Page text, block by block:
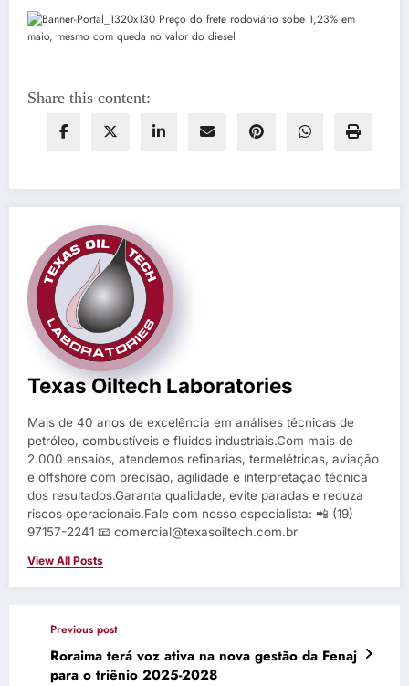
Share this content:
Texas Oiltech Laboratories
Mais de 40 anos de excelência em análises técnicas de
petróleo, combustíveis e fluidos industriais.Com mais de
2.000 ensaios, atendemos refinarias, termelétricas, aviação
e offshore com precisão, agilidade e interpretação técnica
dos resultados.Garanta qualidade, evite paradas e reduza
riscos operacionais.Fale com nosso especialista: 📲 (19)
97157-2241 📧 comercial@texasoiltech.com.br
View All Posts
Previous post
Roraima terá voz ativa na nova gestão da Fenaj
para o triênio 2025-2028